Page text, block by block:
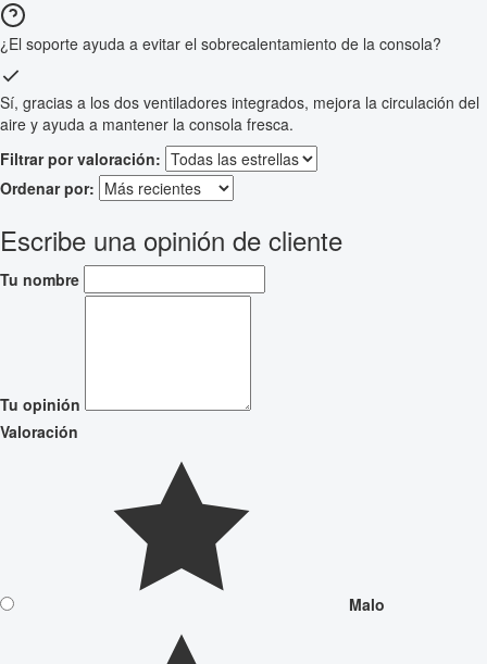
¿El soporte ayuda a evitar el sobrecalentamiento de la consola?
Sí, gracias a los dos ventiladores integrados, mejora la circulación del
aire y ayuda a mantener la consola fresca.
Filtrar por valoración:
Ordenar por:
Escribe una opinión de cliente
Tu nombre
Tu opinión
Valoración
Malo